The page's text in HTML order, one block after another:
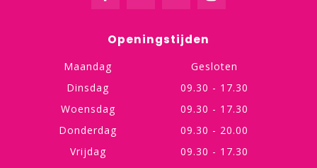
Openingstijden
Maandag
Gesloten
Dinsdag
09.30 - 17.30
Woensdag
09.30 - 17.30
Donderdag
09.30 - 20.00
Vrijdag
09.30 - 17.30